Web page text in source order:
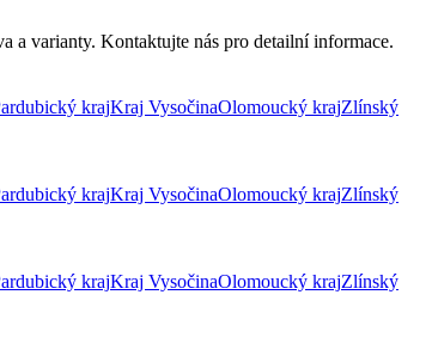
a varianty. Kontaktujte nás pro detailní informace.
krajKraj VysočinaOlomoucký krajZlínský
krajKraj VysočinaOlomoucký krajZlínský
krajKraj VysočinaOlomoucký krajZlínský